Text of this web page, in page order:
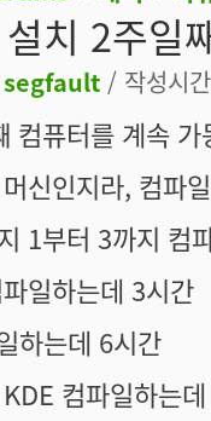
치 2주일
segfault / 작성시
컴퓨터를 계속
신인지라, 컴파
1부터 3까지 컴
일하는데 3시간
하는데 6시간
컴파일하는